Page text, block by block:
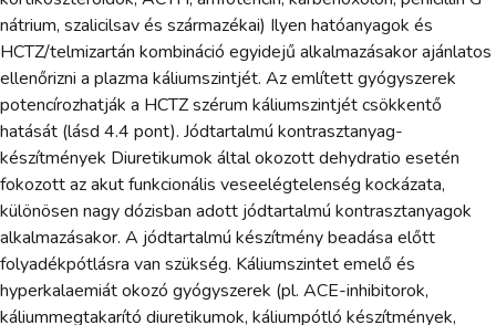
nátrium, szalicilsav és származékai) Ilyen hatóanyagok és
HCTZ/telmizartán kombináció egyidejű alkalmazásakor ajánlatos
ellenőrizni a plazma káliumszintjét. Az említett gyógyszerek
potencírozhatják a HCTZ szérum káliumszintjét csökkentő
hatását (lásd 4.4 pont). Jódtartalmú kontrasztanyag-
készítmények Diuretikumok által okozott dehydratio esetén
fokozott az akut funkcionális veseelégtelenség kockázata,
különösen nagy dózisban adott jódtartalmú kontrasztanyagok
alkalmazásakor. A jódtartalmú készítmény beadása előtt
folyadékpótlásra van szükség. Káliumszintet emelő és
hyperkalaemiát okozó gyógyszerek (pl. ACE-inhibitorok,
káliummegtakarító diuretikumok, káliumpótló készítmények,